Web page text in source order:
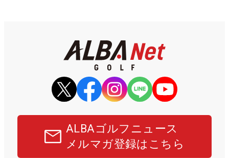
ALBAゴルフニュース
メルマガ登録はこちら